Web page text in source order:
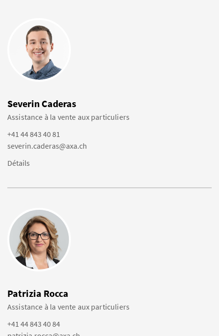
Severin Caderas
Assistance à la vente aux particuliers
+41 44 843 40 81
severin.caderas@axa.ch
Détails
Patrizia Rocca
Assistance à la vente aux particuliers
+41 44 843 40 84